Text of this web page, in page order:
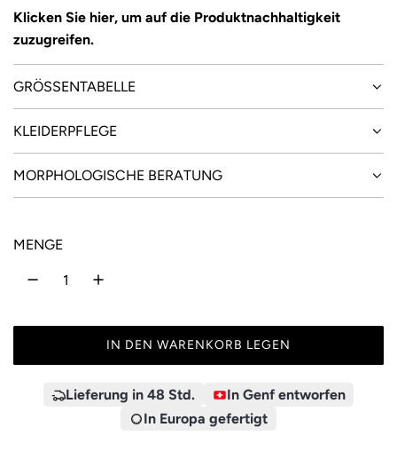
Klicken Sie hier, um auf die Produktnachhaltigkeit
zuzugreifen.
GRÖSSENTABELLE
KLEIDERPFLEGE
MORPHOLOGISCHE BERATUNG
MENGE
IN DEN WARENKORB LEGEN
L
E
Lieferung in 48 Std.
In Genf entworfen
In Europa gefertigt